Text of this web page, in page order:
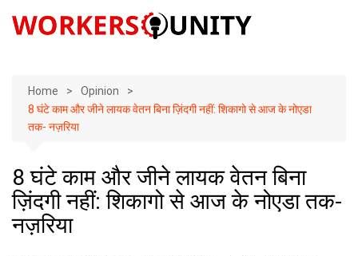
Home
Opinion
8 घंटे काम और जीने लायक वेतन बिना ज़िंदगी नहीं: शिकागो से आज के नोएडा
तक- नज़रिया
8 घंटे काम और जीने लायक वेतन बिना
ज़िंदगी नहीं: शिकागो से आज के नोएडा तक-
नज़रिया